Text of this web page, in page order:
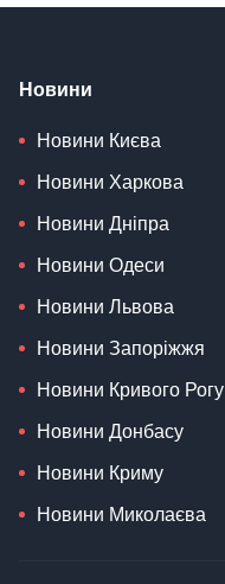
Новини
Новини Києва
Новини Харкова
Новини Дніпра
Новини Одеси
Новини Львова
Новини Запоріжжя
Новини Кривого Рогу
Новини Донбасу
Новини Криму
Новини Миколаєва